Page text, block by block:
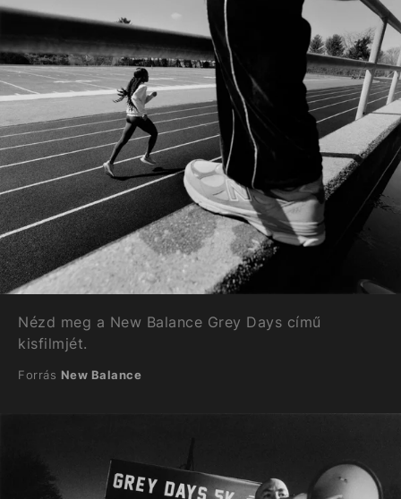
Nézd meg a New Balance Grey Days című
kisfilmjét.
Forrás New Balance